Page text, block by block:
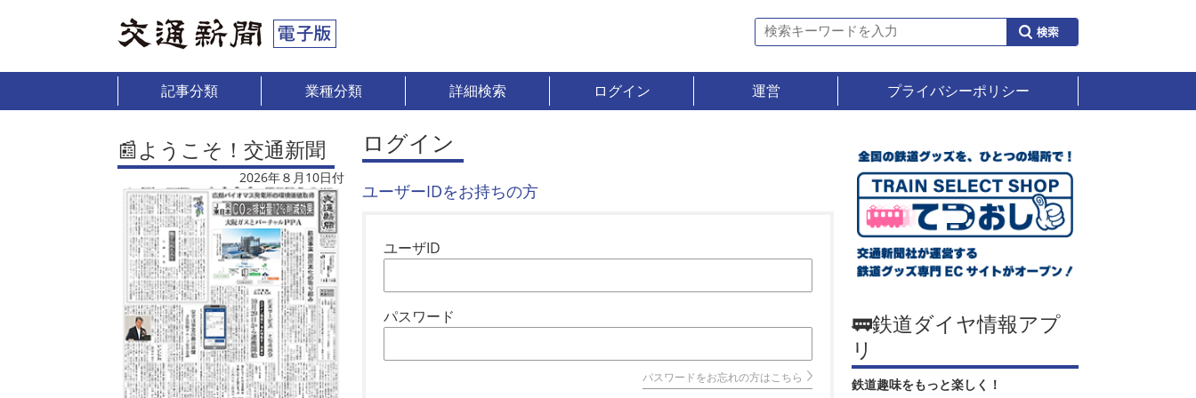
記事分類 業種分類 詳細検索 ログイン 運営 プライバシーポリシー
📰ようこそ！交通新聞
2026年８月10日付
ログイン
ユーザーIDをお持ちの方
ユーザID
パスワード
パスワードをお忘れの方はこちら
🚃鉄道ダイヤ情報アプ
リ
鉄道趣味をもっと楽しく！